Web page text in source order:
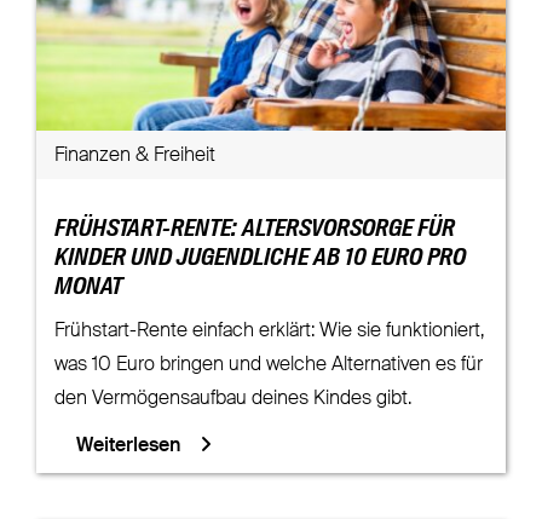
Finanzen & Freiheit
FRÜHSTART-RENTE: ALTERSVORSORGE FÜR
KINDER UND JUGENDLICHE AB 10 EURO PRO
MONAT
Frühstart-Rente einfach erklärt: Wie sie funktioniert,
was 10 Euro bringen und welche Alternativen es für
den Vermögensaufbau deines Kindes gibt.
Weiterlesen